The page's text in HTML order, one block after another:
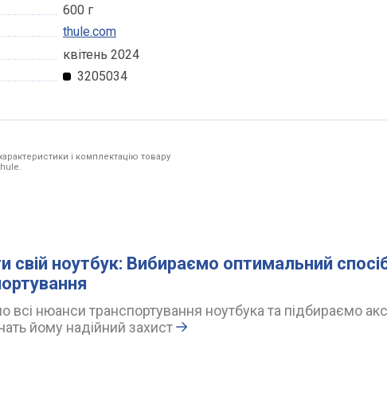
600 г
thule.com
квітень 2024
3205034
і комплектацію товару
свій ноутбук: Вибираємо оптимальний
всі нюанси транспортування ноутбука та підбираємо
йому надійний захист